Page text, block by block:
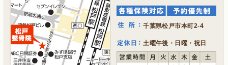
千葉県松戸市本町2-4
土曜午後・日曜・祝日